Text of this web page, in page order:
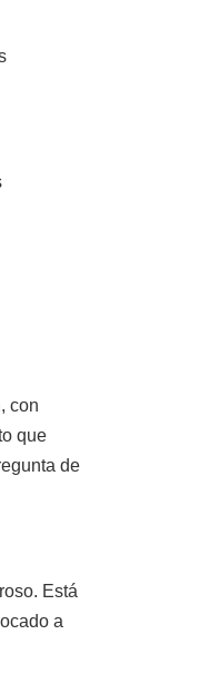
con
que
de
Está
a